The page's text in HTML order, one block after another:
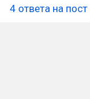
4 ответа на пост